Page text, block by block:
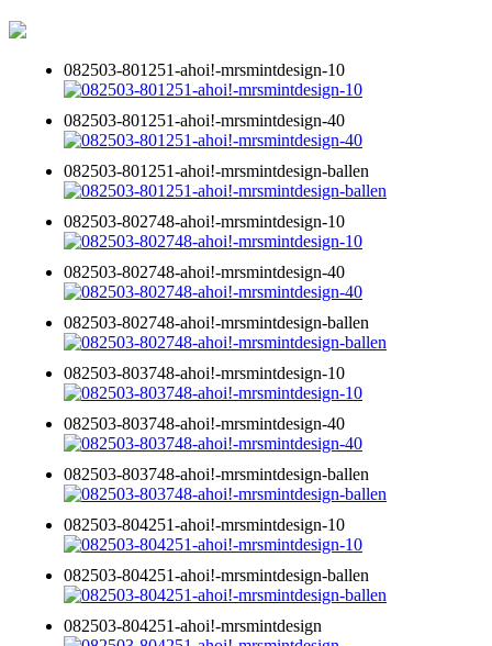
082503-801251-ahoi!-mrsmintdesign-10
082503-801251-ahoi!-mrsmintdesign-40
082503-801251-ahoi!-mrsmintdesign-ballen
082503-802748-ahoi!-mrsmintdesign-10
082503-802748-ahoi!-mrsmintdesign-40
082503-802748-ahoi!-mrsmintdesign-ballen
082503-803748-ahoi!-mrsmintdesign-10
082503-803748-ahoi!-mrsmintdesign-40
082503-803748-ahoi!-mrsmintdesign-ballen
082503-804251-ahoi!-mrsmintdesign-10
082503-804251-ahoi!-mrsmintdesign-ballen
082503-804251-ahoi!-mrsmintdesign